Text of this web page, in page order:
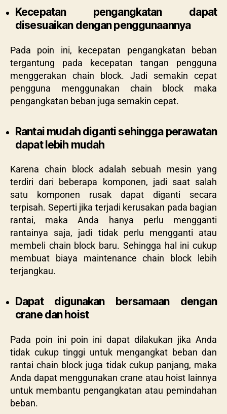
Kecepatan pengangkatan dapat
disesuaikan dengan penggunaannya
Pada poin ini, kecepatan pengangkatan beban
tergantung pada kecepatan tangan pengguna
menggerakan chain block. Jadi semakin cepat
pengguna menggunakan chain block maka
pengangkatan beban juga semakin cepat.
Rantai mudah diganti sehingga perawatan
dapat lebih mudah
Karena chain block adalah sebuah mesin yang
terdiri dari beberapa komponen, jadi saat salah
satu komponen rusak dapat diganti secara
terpisah. Seperti jika terjadi kerusakan pada bagian
rantai, maka Anda hanya perlu mengganti
rantainya saja, jadi tidak perlu mengganti atau
membeli chain block baru. Sehingga hal ini cukup
membuat biaya maintenance chain block lebih
terjangkau.
Dapat digunakan bersamaan dengan
crane dan hoist
Pada poin ini poin ini dapat dilakukan jika Anda
tidak cukup tinggi untuk mengangkat beban dan
rantai chain block juga tidak cukup panjang, maka
Anda dapat menggunakan crane atau hoist lainnya
untuk membantu pengangkatan atau pemindahan
beban.